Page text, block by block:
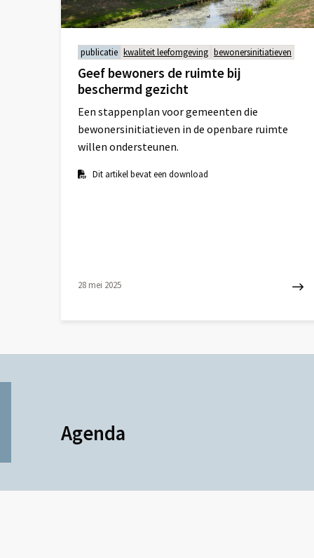
publicatie kwaliteit leefomgeving bewonersinitiatieven
Geef bewoners de ruimte bij
beschermd gezicht
Een stappenplan voor gemeenten die
bewonersinitiatieven in de openbare ruimte
willen ondersteunen.
Dit artikel bevat een download
28 mei 2025
Agenda